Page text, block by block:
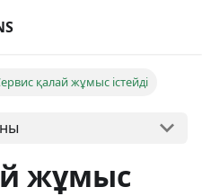
қалай жұмыс істейді
жұмыс